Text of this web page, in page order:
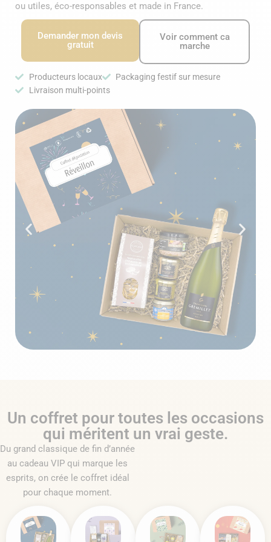
ou utiles, éco-responsables et made in France.
Demander mon devis
gratuit
Voir comment ca
marche
Producteurs locaux
Packaging festif sur mesure
Livraison multi-points
Un coffret pour toutes les occasions
qui méritent un vrai geste.
Du grand classique de fin d’année
au cadeau VIP qui marque les
esprits, on crée le coffret idéal
pour chaque moment.